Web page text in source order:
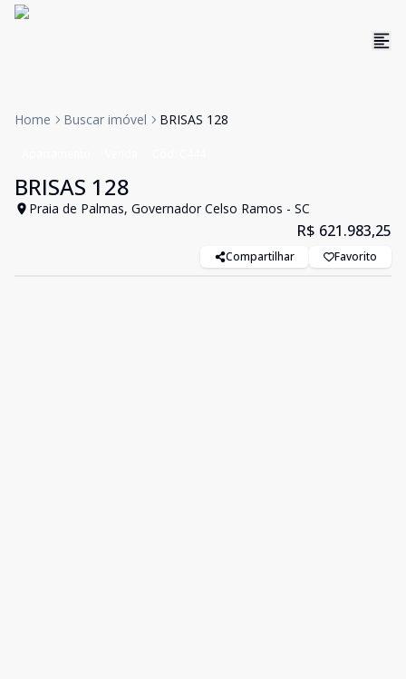
Home Buscar imóvel BRISAS 128
BRISAS 128
Praia de Palmas, Governador Celso Ramos - SC
R$ 621.983,25
Compartilhar Favorito